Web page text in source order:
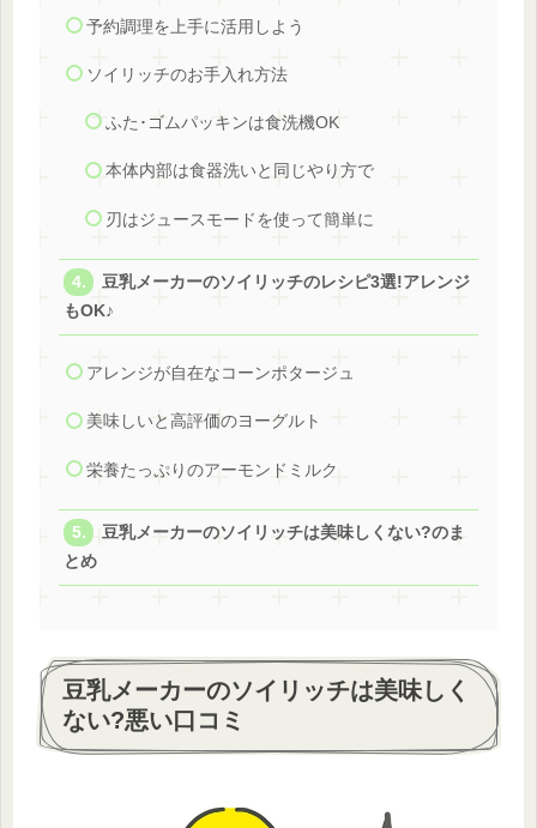
予約調理を上手に活用しよう
ソイリッチのお手入れ方法
ふた･ゴムパッキンは食洗機OK
本体内部は食器洗いと同じやり方で
刃はジュースモードを使って簡単に
豆乳メーカーのソイリッチのレシピ3選!アレンジ
もOK♪
アレンジが自在なコーンポタージュ
美味しいと高評価のヨーグルト
栄養たっぷりのアーモンドミルク
豆乳メーカーのソイリッチは美味しくない?のま
とめ
豆乳メーカーのソイリッチは美味しく
ない?悪い口コミ